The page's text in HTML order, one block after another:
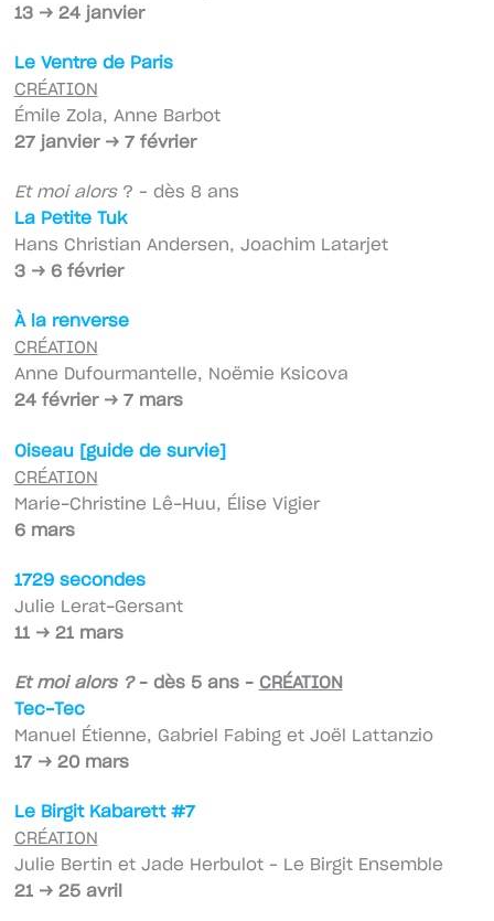
13 → 24 janvier
Le Ventre de Paris
CRÉATION
Émile Zola, Anne Barbot
27 janvier → 7 février
Et moi alors ? – dès 8 ans
La Petite Tuk
Hans Christian Andersen, Joachim Latarjet
3 → 6 février
À la renverse
CRÉATION
Anne Dufourmantelle, Noëmie Ksicova
24 février → 7 mars
Oiseau [guide de survie]
CRÉATION
Marie-Christine Lê-Huu, Élise Vigier
6 mars
1729 secondes
Julie Lerat-Gersant
11 → 21 mars
Et moi alors ? – dès 5 ans – CRÉATION
Tec-Tec
Manuel Étienne, Gabriel Fabing et Joël Lattanzio
17 → 20 mars
Le Birgit Kabarett #7
CRÉATION
Julie Bertin et Jade Herbulot – Le Birgit Ensemble
21 → 25 avril